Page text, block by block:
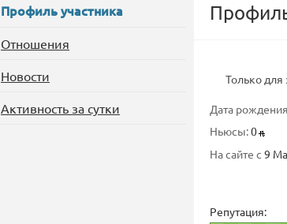
Профиль участника
Отношения
Новости
Активность за сутки
Только для
Дата
Ньюсы:0
На сайте с 9
Репутация: